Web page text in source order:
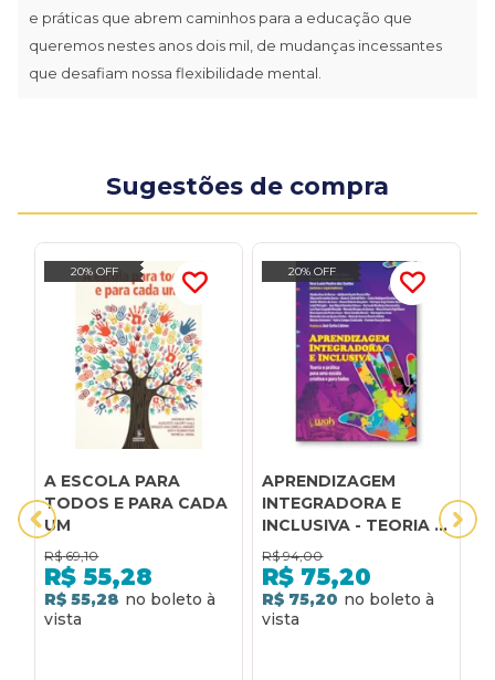
e práticas que abrem caminhos para a educação que
queremos nestes anos dois mil, de mudanças incessantes
que desafiam nossa flexibilidade mental.
Sugestões de compra
20% OFF
A ESCOLA PARA
TODOS E PARA CADA
UM
R$ 69,10
R$ 55,28
R$ 55,28
20% OFF
APRENDIZAGEM
INTEGRADORA E
INCLUSIVA - TEORIA E
PRÁTICA PARA UMA
ESCOLA CRIATIVA E
PARA TODOS
R$ 94,00
R$ 75,20
R$ 75,20